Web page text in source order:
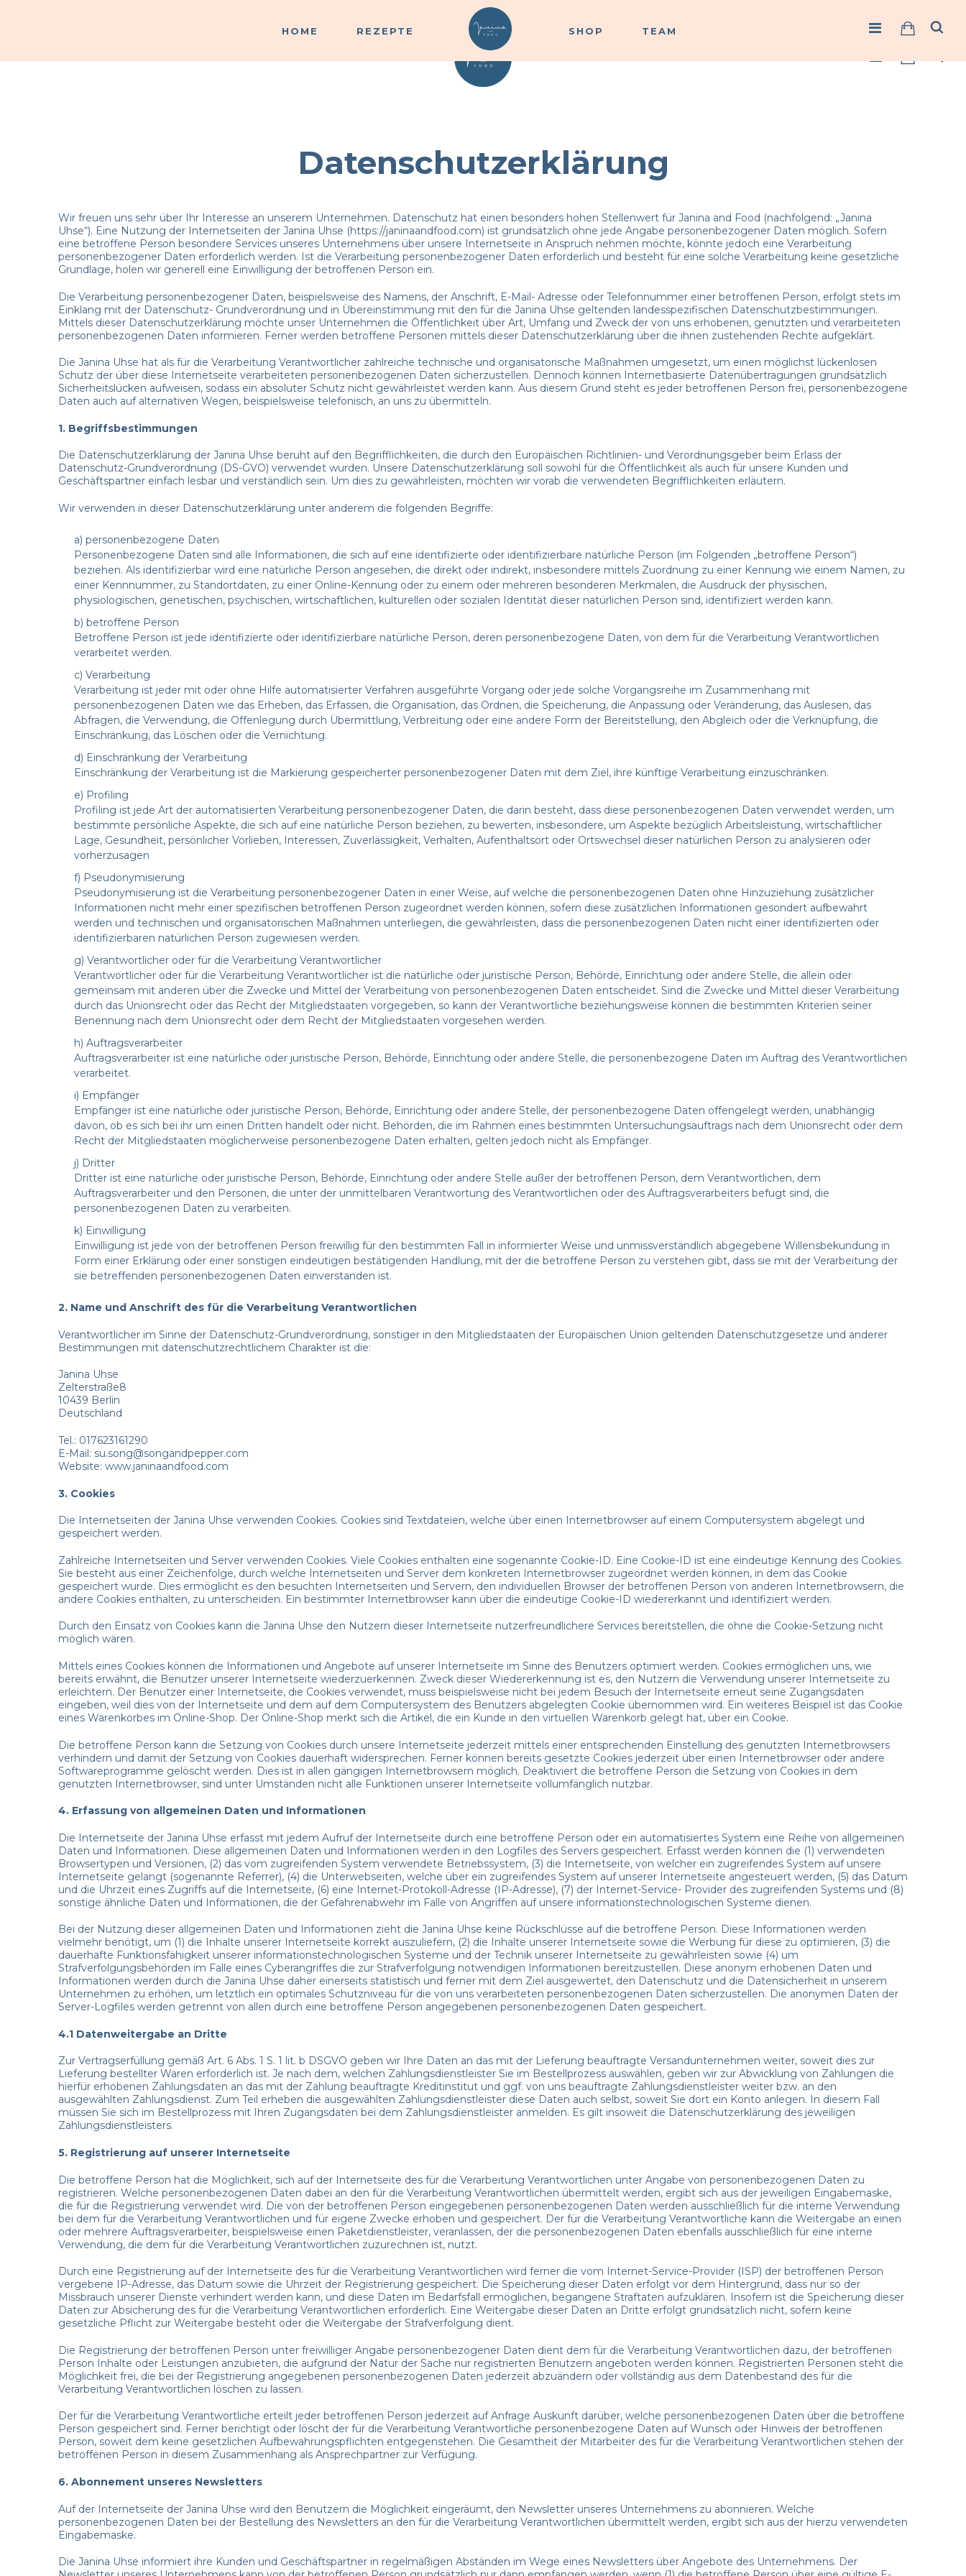
HOME REZEPTE SHOP TEAM
Datenschutzerklärung
Wir freuen uns sehr über Ihr Interesse an unserem Unternehmen. Datenschutz hat einen besonders hohen Stellenwert für Janina and Food (nachfolgend: „Janina
Uhse“). Eine Nutzung der Internetseiten der Janina Uhse (https://janinaandfood.com) ist grundsätzlich ohne jede Angabe personenbezogener Daten möglich. Sofern
eine betroffene Person besondere Services unseres Unternehmens über unsere Internetseite in Anspruch nehmen möchte, könnte jedoch eine Verarbeitung
personenbezogener Daten erforderlich werden. Ist die Verarbeitung personenbezogener Daten erforderlich und besteht für eine solche Verarbeitung keine gesetzliche
Grundlage, holen wir generell eine Einwilligung der betroffenen Person ein.
Die Verarbeitung personenbezogener Daten, beispielsweise des Namens, der Anschrift, E-Mail- Adresse oder Telefonnummer einer betroffenen Person, erfolgt stets im
Einklang mit der Datenschutz- Grundverordnung und in Übereinstimmung mit den für die Janina Uhse geltenden landesspezifischen Datenschutzbestimmungen.
Mittels dieser Datenschutzerklärung möchte unser Unternehmen die Öffentlichkeit über Art, Umfang und Zweck der von uns erhobenen, genutzten und verarbeiteten
personenbezogenen Daten informieren. Ferner werden betroffene Personen mittels dieser Datenschutzerklärung über die ihnen zustehenden Rechte aufgeklärt.
Die Janina Uhse hat als für die Verarbeitung Verantwortlicher zahlreiche technische und organisatorische Maßnahmen umgesetzt, um einen möglichst lückenlosen
Schutz der über diese Internetseite verarbeiteten personenbezogenen Daten sicherzustellen. Dennoch können Internetbasierte Datenübertragungen grundsätzlich
Sicherheitslücken aufweisen, sodass ein absoluter Schutz nicht gewährleistet werden kann. Aus diesem Grund steht es jeder betroffenen Person frei, personenbezogene
Daten auch auf alternativen Wegen, beispielsweise telefonisch, an uns zu übermitteln.
1. Begriffsbestimmungen
Die Datenschutzerklärung der Janina Uhse beruht auf den Begrifflichkeiten, die durch den Europäischen Richtlinien- und Verordnungsgeber beim Erlass der
Datenschutz-Grundverordnung (DS-GVO) verwendet wurden. Unsere Datenschutzerklärung soll sowohl für die Öffentlichkeit als auch für unsere Kunden und
Geschäftspartner einfach lesbar und verständlich sein. Um dies zu gewährleisten, möchten wir vorab die verwendeten Begrifflichkeiten erläutern.
Wir verwenden in dieser Datenschutzerklärung unter anderem die folgenden Begriffe:
a) personenbezogene Daten
Personenbezogene Daten sind alle Informationen, die sich auf eine identifizierte oder identifizierbare natürliche Person (im Folgenden „betroffene Person“)
beziehen. Als identifizierbar wird eine natürliche Person angesehen, die direkt oder indirekt, insbesondere mittels Zuordnung zu einer Kennung wie einem Namen, zu
einer Kennnummer, zu Standortdaten, zu einer Online-Kennung oder zu einem oder mehreren besonderen Merkmalen, die Ausdruck der physischen,
physiologischen, genetischen, psychischen, wirtschaftlichen, kulturellen oder sozialen Identität dieser natürlichen Person sind, identifiziert werden kann.
b) betroffene Person
Betroffene Person ist jede identifizierte oder identifizierbare natürliche Person, deren personenbezogene Daten, von dem für die Verarbeitung Verantwortlichen
verarbeitet werden.
c) Verarbeitung
Verarbeitung ist jeder mit oder ohne Hilfe automatisierter Verfahren ausgeführte Vorgang oder jede solche Vorgangsreihe im Zusammenhang mit
personenbezogenen Daten wie das Erheben, das Erfassen, die Organisation, das Ordnen, die Speicherung, die Anpassung oder Veränderung, das Auslesen, das
Abfragen, die Verwendung, die Offenlegung durch Übermittlung, Verbreitung oder eine andere Form der Bereitstellung, den Abgleich oder die Verknüpfung, die
Einschränkung, das Löschen oder die Vernichtung.
d) Einschränkung der Verarbeitung
Einschränkung der Verarbeitung ist die Markierung gespeicherter personenbezogener Daten mit dem Ziel, ihre künftige Verarbeitung einzuschränken.
e) Profiling
Profiling ist jede Art der automatisierten Verarbeitung personenbezogener Daten, die darin besteht, dass diese personenbezogenen Daten verwendet werden, um
bestimmte persönliche Aspekte, die sich auf eine natürliche Person beziehen, zu bewerten, insbesondere, um Aspekte bezüglich Arbeitsleistung, wirtschaftlicher
Lage, Gesundheit, persönlicher Vorlieben, Interessen, Zuverlässigkeit, Verhalten, Aufenthaltsort oder Ortswechsel dieser natürlichen Person zu analysieren oder
vorherzusagen
f) Pseudonymisierung
Pseudonymisierung ist die Verarbeitung personenbezogener Daten in einer Weise, auf welche die personenbezogenen Daten ohne Hinzuziehung zusätzlicher
Informationen nicht mehr einer spezifischen betroffenen Person zugeordnet werden können, sofern diese zusätzlichen Informationen gesondert aufbewahrt
werden und technischen und organisatorischen Maßnahmen unterliegen, die gewährleisten, dass die personenbezogenen Daten nicht einer identifizierten oder
identifizierbaren natürlichen Person zugewiesen werden.
g) Verantwortlicher oder für die Verarbeitung Verantwortlicher
Verantwortlicher oder für die Verarbeitung Verantwortlicher ist die natürliche oder juristische Person, Behörde, Einrichtung oder andere Stelle, die allein oder
gemeinsam mit anderen über die Zwecke und Mittel der Verarbeitung von personenbezogenen Daten entscheidet. Sind die Zwecke und Mittel dieser Verarbeitung
durch das Unionsrecht oder das Recht der Mitgliedstaaten vorgegeben, so kann der Verantwortliche beziehungsweise können die bestimmten Kriterien seiner
Benennung nach dem Unionsrecht oder dem Recht der Mitgliedstaaten vorgesehen werden.
h) Auftragsverarbeiter
Auftragsverarbeiter ist eine natürliche oder juristische Person, Behörde, Einrichtung oder andere Stelle, die personenbezogene Daten im Auftrag des Verantwortlichen
verarbeitet.
i) Empfänger
Empfänger ist eine natürliche oder juristische Person, Behörde, Einrichtung oder andere Stelle, der personenbezogene Daten offengelegt werden, unabhängig
davon, ob es sich bei ihr um einen Dritten handelt oder nicht. Behörden, die im Rahmen eines bestimmten Untersuchungsauftrags nach dem Unionsrecht oder dem
Recht der Mitgliedstaaten möglicherweise personenbezogene Daten erhalten, gelten jedoch nicht als Empfänger.
j) Dritter
Dritter ist eine natürliche oder juristische Person, Behörde, Einrichtung oder andere Stelle außer der betroffenen Person, dem Verantwortlichen, dem
Auftragsverarbeiter und den Personen, die unter der unmittelbaren Verantwortung des Verantwortlichen oder des Auftragsverarbeiters befugt sind, die
personenbezogenen Daten zu verarbeiten.
k) Einwilligung
Einwilligung ist jede von der betroffenen Person freiwillig für den bestimmten Fall in informierter Weise und unmissverständlich abgegebene Willensbekundung in
Form einer Erklärung oder einer sonstigen eindeutigen bestätigenden Handlung, mit der die betroffene Person zu verstehen gibt, dass sie mit der Verarbeitung der
sie betreffenden personenbezogenen Daten einverstanden ist.
2. Name und Anschrift des für die Verarbeitung Verantwortlichen
Verantwortlicher im Sinne der Datenschutz-Grundverordnung, sonstiger in den Mitgliedstaaten der Europäischen Union geltenden Datenschutzgesetze und anderer
Bestimmungen mit datenschutzrechtlichem Charakter ist die:
Janina Uhse
Zelterstraße8
10439 Berlin
Deutschland
Tel.: 017623161290
E-Mail: su.song@songandpepper.com
Website: www.janinaandfood.com
3. Cookies
Die Internetseiten der Janina Uhse verwenden Cookies. Cookies sind Textdateien, welche über einen Internetbrowser auf einem Computersystem abgelegt und
gespeichert werden.
Zahlreiche Internetseiten und Server verwenden Cookies. Viele Cookies enthalten eine sogenannte Cookie-ID. Eine Cookie-ID ist eine eindeutige Kennung des Cookies.
Sie besteht aus einer Zeichenfolge, durch welche Internetseiten und Server dem konkreten Internetbrowser zugeordnet werden können, in dem das Cookie
gespeichert wurde. Dies ermöglicht es den besuchten Internetseiten und Servern, den individuellen Browser der betroffenen Person von anderen Internetbrowsern, die
andere Cookies enthalten, zu unterscheiden. Ein bestimmter Internetbrowser kann über die eindeutige Cookie-ID wiedererkannt und identifiziert werden.
Durch den Einsatz von Cookies kann die Janina Uhse den Nutzern dieser Internetseite nutzerfreundlichere Services bereitstellen, die ohne die Cookie-Setzung nicht
möglich wären.
Mittels eines Cookies können die Informationen und Angebote auf unserer Internetseite im Sinne des Benutzers optimiert werden. Cookies ermöglichen uns, wie
bereits erwähnt, die Benutzer unserer Internetseite wiederzuerkennen. Zweck dieser Wiedererkennung ist es, den Nutzern die Verwendung unserer Internetseite zu
erleichtern. Der Benutzer einer Internetseite, die Cookies verwendet, muss beispielsweise nicht bei jedem Besuch der Internetseite erneut seine Zugangsdaten
eingeben, weil dies von der Internetseite und dem auf dem Computersystem des Benutzers abgelegten Cookie übernommen wird. Ein weiteres Beispiel ist das Cookie
eines Warenkorbes im Online-Shop. Der Online-Shop merkt sich die Artikel, die ein Kunde in den virtuellen Warenkorb gelegt hat, über ein Cookie.
Die betroffene Person kann die Setzung von Cookies durch unsere Internetseite jederzeit mittels einer entsprechenden Einstellung des genutzten Internetbrowsers
verhindern und damit der Setzung von Cookies dauerhaft widersprechen. Ferner können bereits gesetzte Cookies jederzeit über einen Internetbrowser oder andere
Softwareprogramme gelöscht werden. Dies ist in allen gängigen Internetbrowsern möglich. Deaktiviert die betroffene Person die Setzung von Cookies in dem
genutzten Internetbrowser, sind unter Umständen nicht alle Funktionen unserer Internetseite vollumfänglich nutzbar.
4. Erfassung von allgemeinen Daten und Informationen
Die Internetseite der Janina Uhse erfasst mit jedem Aufruf der Internetseite durch eine betroffene Person oder ein automatisiertes System eine Reihe von allgemeinen
Daten und Informationen. Diese allgemeinen Daten und Informationen werden in den Logfiles des Servers gespeichert. Erfasst werden können die (1) verwendeten
Browsertypen und Versionen, (2) das vom zugreifenden System verwendete Betriebssystem, (3) die Internetseite, von welcher ein zugreifendes System auf unsere
Internetseite gelangt (sogenannte Referrer), (4) die Unterwebseiten, welche über ein zugreifendes System auf unserer Internetseite angesteuert werden, (5) das Datum
und die Uhrzeit eines Zugriffs auf die Internetseite, (6) eine Internet-Protokoll-Adresse (IP-Adresse), (7) der Internet-Service- Provider des zugreifenden Systems und (8)
sonstige ähnliche Daten und Informationen, die der Gefahrenabwehr im Falle von Angriffen auf unsere informationstechnologischen Systeme dienen.
Bei der Nutzung dieser allgemeinen Daten und Informationen zieht die Janina Uhse keine Rückschlüsse auf die betroffene Person. Diese Informationen werden
vielmehr benötigt, um (1) die Inhalte unserer Internetseite korrekt auszuliefern, (2) die Inhalte unserer Internetseite sowie die Werbung für diese zu optimieren, (3) die
dauerhafte Funktionsfähigkeit unserer informationstechnologischen Systeme und der Technik unserer Internetseite zu gewährleisten sowie (4) um
Strafverfolgungsbehörden im Falle eines Cyberangriffes die zur Strafverfolgung notwendigen Informationen bereitzustellen. Diese anonym erhobenen Daten und
Informationen werden durch die Janina Uhse daher einerseits statistisch und ferner mit dem Ziel ausgewertet, den Datenschutz und die Datensicherheit in unserem
Unternehmen zu erhöhen, um letztlich ein optimales Schutzniveau für die von uns verarbeiteten personenbezogenen Daten sicherzustellen. Die anonymen Daten der
Server-Logfiles werden getrennt von allen durch eine betroffene Person angegebenen personenbezogenen Daten gespeichert.
4.1 Datenweitergabe an Dritte
Zur Vertragserfüllung gemäß Art. 6 Abs. 1 S. 1 lit. b DSGVO geben wir Ihre Daten an das mit der Lieferung beauftragte Versandunternehmen weiter, soweit dies zur
Lieferung bestellter Waren erforderlich ist. Je nach dem, welchen Zahlungsdienstleister Sie im Bestellprozess auswählen, geben wir zur Abwicklung von Zahlungen die
hierfür erhobenen Zahlungsdaten an das mit der Zahlung beauftragte Kreditinstitut und ggf. von uns beauftragte Zahlungsdienstleister weiter bzw. an den
ausgewählten Zahlungsdienst. Zum Teil erheben die ausgewählten Zahlungsdienstleister diese Daten auch selbst, soweit Sie dort ein Konto anlegen. In diesem Fall
müssen Sie sich im Bestellprozess mit Ihren Zugangsdaten bei dem Zahlungsdienstleister anmelden. Es gilt insoweit die Datenschutzerklärung des jeweiligen
Zahlungsdienstleisters.
5. Registrierung auf unserer Internetseite
Die betroffene Person hat die Möglichkeit, sich auf der Internetseite des für die Verarbeitung Verantwortlichen unter Angabe von personenbezogenen Daten zu
registrieren. Welche personenbezogenen Daten dabei an den für die Verarbeitung Verantwortlichen übermittelt werden, ergibt sich aus der jeweiligen Eingabemaske,
die für die Registrierung verwendet wird. Die von der betroffenen Person eingegebenen personenbezogenen Daten werden ausschließlich für die interne Verwendung
bei dem für die Verarbeitung Verantwortlichen und für eigene Zwecke erhoben und gespeichert. Der für die Verarbeitung Verantwortliche kann die Weitergabe an einen
oder mehrere Auftragsverarbeiter, beispielsweise einen Paketdienstleister, veranlassen, der die personenbezogenen Daten ebenfalls ausschließlich für eine interne
Verwendung, die dem für die Verarbeitung Verantwortlichen zuzurechnen ist, nutzt.
Durch eine Registrierung auf der Internetseite des für die Verarbeitung Verantwortlichen wird ferner die vom Internet-Service-Provider (ISP) der betroffenen Person
vergebene IP-Adresse, das Datum sowie die Uhrzeit der Registrierung gespeichert. Die Speicherung dieser Daten erfolgt vor dem Hintergrund, dass nur so der
Missbrauch unserer Dienste verhindert werden kann, und diese Daten im Bedarfsfall ermöglichen, begangene Straftaten aufzuklären. Insofern ist die Speicherung dieser
Daten zur Absicherung des für die Verarbeitung Verantwortlichen erforderlich. Eine Weitergabe dieser Daten an Dritte erfolgt grundsätzlich nicht, sofern keine
gesetzliche Pflicht zur Weitergabe besteht oder die Weitergabe der Strafverfolgung dient.
Die Registrierung der betroffenen Person unter freiwilliger Angabe personenbezogener Daten dient dem für die Verarbeitung Verantwortlichen dazu, der betroffenen
Person Inhalte oder Leistungen anzubieten, die aufgrund der Natur der Sache nur registrierten Benutzern angeboten werden können. Registrierten Personen steht die
Möglichkeit frei, die bei der Registrierung angegebenen personenbezogenen Daten jederzeit abzuändern oder vollständig aus dem Datenbestand des für die
Verarbeitung Verantwortlichen löschen zu lassen.
Der für die Verarbeitung Verantwortliche erteilt jeder betroffenen Person jederzeit auf Anfrage Auskunft darüber, welche personenbezogenen Daten über die betroffene
Person gespeichert sind. Ferner berichtigt oder löscht der für die Verarbeitung Verantwortliche personenbezogene Daten auf Wunsch oder Hinweis der betroffenen
Person, soweit dem keine gesetzlichen Aufbewahrungspflichten entgegenstehen. Die Gesamtheit der Mitarbeiter des für die Verarbeitung Verantwortlichen stehen der
betroffenen Person in diesem Zusammenhang als Ansprechpartner zur Verfügung.
6. Abonnement unseres Newsletters
Auf der Internetseite der Janina Uhse wird den Benutzern die Möglichkeit eingeräumt, den Newsletter unseres Unternehmens zu abonnieren. Welche
personenbezogenen Daten bei der Bestellung des Newsletters an den für die Verarbeitung Verantwortlichen übermittelt werden, ergibt sich aus der hierzu verwendeten
Eingabemaske.
Die Janina Uhse informiert ihre Kunden und Geschäftspartner in regelmäßigen Abständen im Wege eines Newsletters über Angebote des Unternehmens. Der